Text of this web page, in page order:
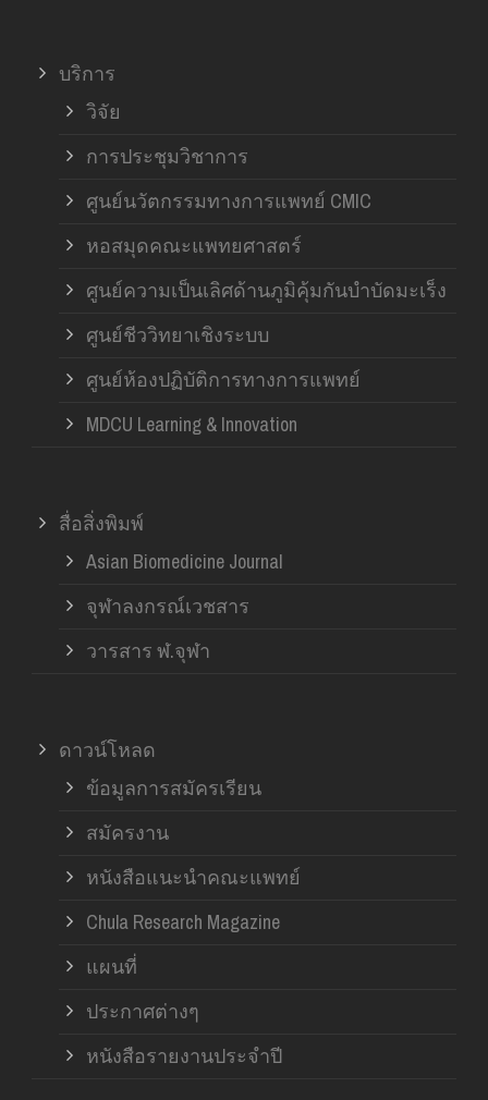
บริการ
วิจัย
การประชุมวิชาการ
ศูนย์นวัตกรรมทางการแพทย์ CMIC
หอสมุดคณะแพทยศาสตร์
ศูนย์ความเป็นเลิศด้านภูมิคุ้มกันบำบัดมะเร็ง
ศูนย์ชีววิทยาเชิงระบบ
ศูนย์ห้องปฏิบัติการทางการแพทย์
MDCU Learning & Innovation
สื่อสิ่งพิมพ์
Asian Biomedicine Journal
จุฬาลงกรณ์เวชสาร
วารสาร ฬ.จุฬา
ดาวน์โหลด
ข้อมูลการสมัครเรียน
สมัครงาน
หนังสือแนะนำคณะแพทย์
Chula Research Magazine
แผนที่
ประกาศต่างๆ
หนังสือรายงานประจำปี